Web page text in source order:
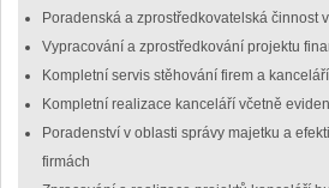
Poradenská a zprostředkovatelská činnost
Vypracování a zprostředkování projektu
Kompletní servis stěhování firem a kanceláří
Kompletní realizace kanceláří včetně
Poradenství v oblasti správy majetku a
firmách